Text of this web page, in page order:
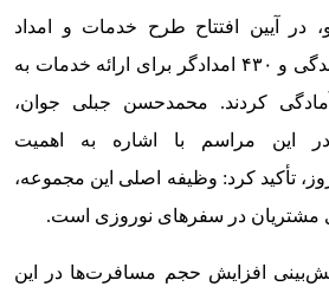
در آیین افتتاح طرح خدمات و امداد
، ۲۸۰ نمایندگی و ۴۳۰ امدادگر برای ارائه خدمات به
کردند. محمدحسن جبلی جوان،
در این مراسم با اشاره به اهمیت
تأکید کرد: وظیفه اصلی این مجموعه،
مشتریان در سفرهای نوروزی است.
افزایش حجم مسافرت‌ها در این